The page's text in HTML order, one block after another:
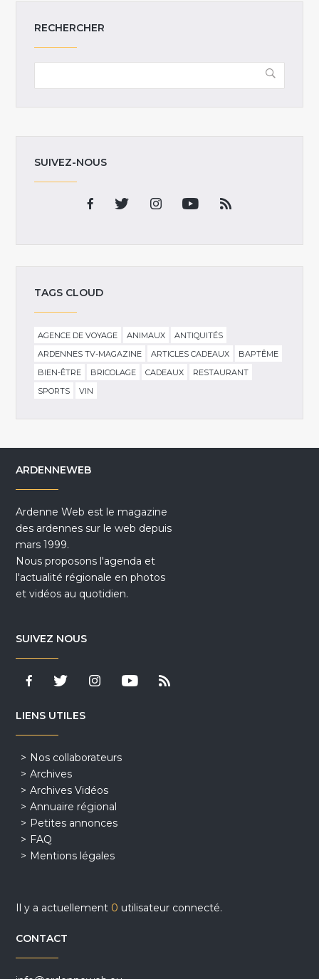
RECHERCHER
SUIVEZ-NOUS
TAGS CLOUD
AGENCE DE VOYAGE ANIMAUX
ANTIQUITÉS
ARDENNES TV-MAGAZINE
ARTICLES CADEAUX
BAPTÊME
BIEN-ÊTRE
BRICOLAGE CADEAUX
RESTAURANT
SPORTS
VIN
ARDENNEWEB
Ardenne Web est le magazine
des ardennes sur le web depuis
mars 1999.
Nous proposons l'agenda et
l'actualité régionale en photos
et vidéos au quotidien.
SUIVEZ NOUS
LIENS UTILES
Nos collaborateurs
Archives
Archives Vidéos
Annuaire régional
Petites annonces
FAQ
Mentions légales
Il y a actuellement 0 utilisateur connecté.
CONTACT